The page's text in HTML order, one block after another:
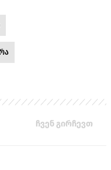
ჩვენ გირჩევთ